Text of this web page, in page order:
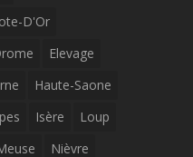
D'Or
Elevage
Haute-Saone
Isère
Loup
Nièvre